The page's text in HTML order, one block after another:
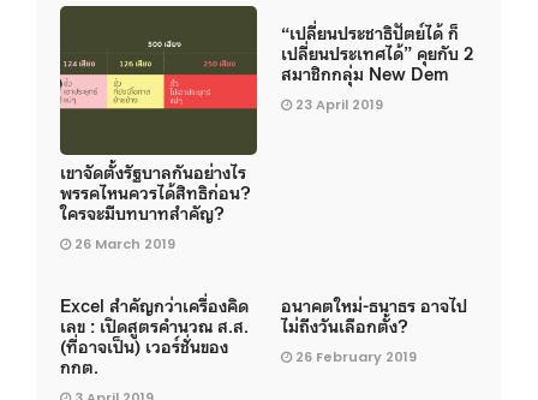
เขาจัดตั้งรัฐบาลกันอย่างไร
พรรคไหนควรได้สิทธิก่อน?
ใครจะมีบทบาทสำคัญ?
26 March 2019
“เปลี่ยนประชาธิปัตย์ได้ ก็
เปลี่ยนประเทศได้” คุยกับ 2
สมาชิกกลุ่ม New Dem
23 April 2019
Excel สำคัญกว่าเครื่องคิด
เลข : เปิดสูตรคำนวณ ส.ส.
(ที่อาจเป็น) เวอร์ชั่นของ
กกต.
อนาคตใหม่-ธนาธร อาจไป
ไม่ถึงวันเลือกตั้ง?
26 February 2019